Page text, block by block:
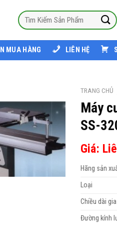
MUA HÀNG LIÊN HỆ
TRANG CHỦ
Máy
SS-
Giá:
Hãng sản
Loại
Chiều dài
Đường kính